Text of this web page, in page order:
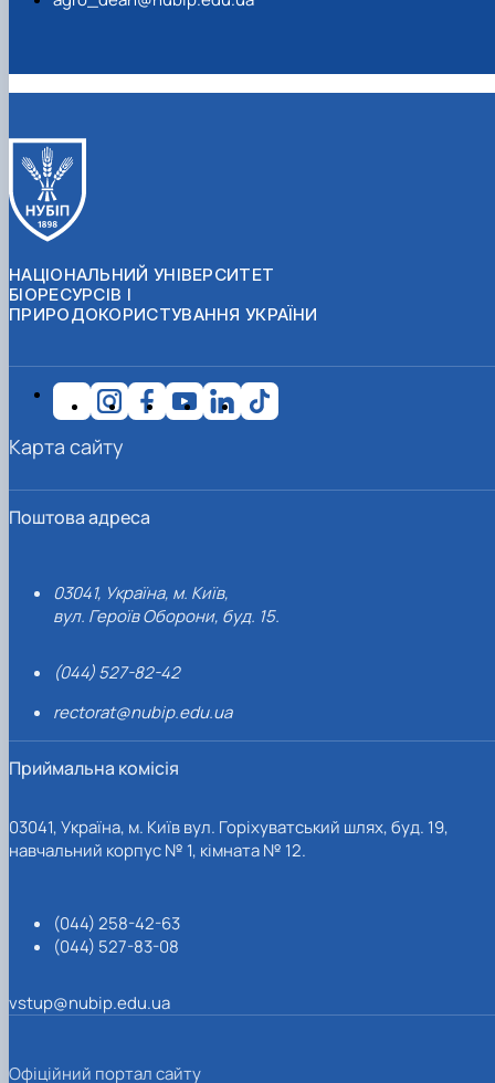
НАЦІОНАЛЬНИЙ УНІВЕРСИТЕТ
БІОРЕСУРСІВ І
ПРИРОДОКОРИСТУВАННЯ УКРАЇНИ
Поштова адреса
03041, Україна, м. Київ,
вул. Героїв Оборони, буд. 15.
(044) 527-82-42
rectorat@nubip.edu.ua
Приймальна комісія
03041, Україна, м. Київ вул. Горіхуватський шлях, буд. 19,
навчальний корпус № 1, кімната № 12.
(044) 258-42-63
(044) 527-83-08
vstup@nubip.edu.ua
Карта сайту
Офіційний портал сайту